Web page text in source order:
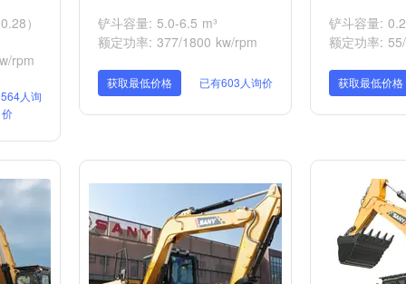
）
rpm
人询
价
铲斗容量: 5.0-6.5 m³
额定功率: 377/1800 kw/rpm
获取最低价格 已有603人询价
铲斗容量:
额定功率:
获取最低价格